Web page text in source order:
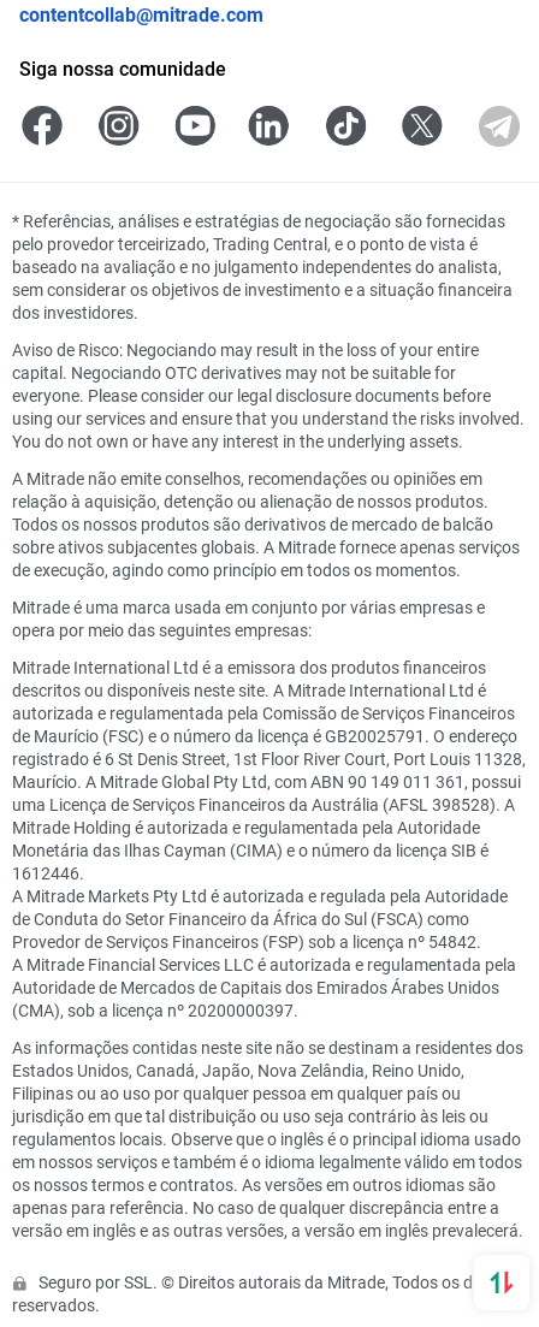
contentcollab@mitrade.com
Siga nossa comunidade
* Referências, análises e estratégias de negociação são fornecidas
pelo provedor terceirizado, Trading Central, e o ponto de vista é
baseado na avaliação e no julgamento independentes do analista,
sem considerar os objetivos de investimento e a situação financeira
dos investidores.
Aviso de Risco: Negociando may result in the loss of your entire
capital. Negociando OTC derivatives may not be suitable for
everyone. Please consider our legal disclosure documents before
using our services and ensure that you understand the risks involved.
You do not own or have any interest in the underlying assets.
A Mitrade não emite conselhos, recomendações ou opiniões em
relação à aquisição, detenção ou alienação de nossos produtos.
Todos os nossos produtos são derivativos de mercado de balcão
sobre ativos subjacentes globais. A Mitrade fornece apenas serviços
de execução, agindo como princípio em todos os momentos.
Mitrade é uma marca usada em conjunto por várias empresas e
opera por meio das seguintes empresas:
Mitrade International Ltd é a emissora dos produtos financeiros
descritos ou disponíveis neste site. A Mitrade International Ltd é
autorizada e regulamentada pela Comissão de Serviços Financeiros
de Maurício (FSC) e o número da licença é GB20025791. O endereço
registrado é 6 St Denis Street, 1st Floor River Court, Port Louis 11328,
Maurício. A Mitrade Global Pty Ltd, com ABN 90 149 011 361, possui
uma Licença de Serviços Financeiros da Austrália (AFSL 398528). A
Mitrade Holding é autorizada e regulamentada pela Autoridade
Monetária das Ilhas Cayman (CIMA) e o número da licença SIB é
1612446.
A Mitrade Markets Pty Ltd é autorizada e regulada pela Autoridade
de Conduta do Setor Financeiro da África do Sul (FSCA) como
Provedor de Serviços Financeiros (FSP) sob a licença nº 54842.
A Mitrade Financial Services LLC é autorizada e regulamentada pela
Autoridade de Mercados de Capitais dos Emirados Árabes Unidos
(CMA), sob a licença nº 20200000397.
As informações contidas neste site não se destinam a residentes dos
Estados Unidos, Canadá, Japão, Nova Zelândia, Reino Unido,
Filipinas ou ao uso por qualquer pessoa em qualquer país ou
jurisdição em que tal distribuição ou uso seja contrário às leis ou
regulamentos locais. Observe que o inglês é o principal idioma usado
em nossos serviços e também é o idioma legalmente válido em todos
os nossos termos e contratos. As versões em outros idiomas são
apenas para referência. No caso de qualquer discrepância entre a
versão em inglês e as outras versões, a versão em inglês prevalecerá.
Seguro por SSL. © Direitos autorais da Mitrade, Todos os direitos
reservados.